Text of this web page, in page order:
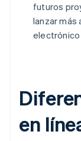
futuros
lanzar más
en